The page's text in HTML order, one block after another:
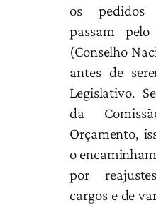
os pedidos
passam
(Conselho
antes de
Legislativo.
da
Orçamento,
o
por
cargos e de